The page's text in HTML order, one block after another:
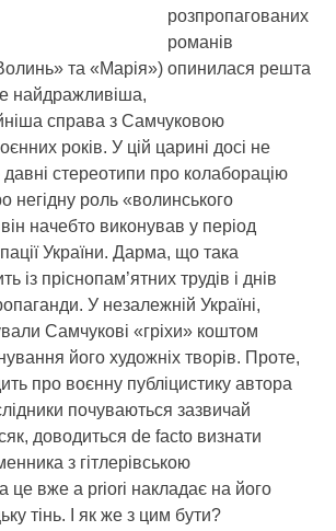
розпропагованих
романів
та «Марія») опинилася решта
найдражливіша,
справа з Самчуковою
років. У цій царині досі не
стереотипи про колаборацію
негідну роль «волинського
начебто виконував у період
України. Дарма, що така
із пріснопам’ятних трудів і днів
У незалежній Україні,
Самчукові «гріхи» коштом
його художніх творів. Проте,
про воєнну публіцистику автора
почуваються зазвичай
доводиться de facto визнати
з гітлерівською
а це вже a priori накладає на його
тінь. І як же з цим бути?